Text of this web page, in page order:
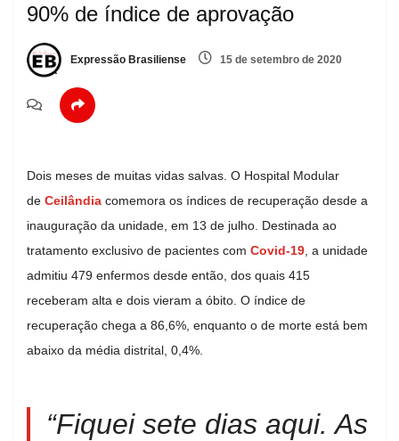
90% de índice de aprovação
Expressão Brasiliense 15 de setembro de 2020
Dois meses de muitas vidas salvas. O Hospital Modular
de Ceilândia comemora os índices de recuperação desde a
inauguração da unidade, em 13 de julho. Destinada ao
tratamento exclusivo de pacientes com Covid-19 , a unidade
admitiu 479 enfermos desde então, dos quais 415
receberam alta e dois vieram a óbito. O índice de
recuperação chega a 86,6%, enquanto o de morte está bem
abaixo da média distrital, 0,4%.
“Fiquei sete dias aqui. As